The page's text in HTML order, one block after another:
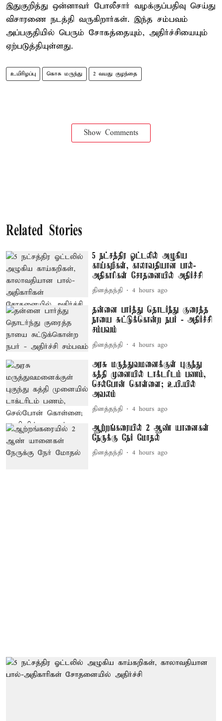
இதுகுறித்து ஒன்னாவர் போலீசார் வழக்குப்பதிவு செய்து
விசாரணை நடத்தி வருகிறார்கள். இந்த சம்பவம்
அப்பகுதியில் பெரும் சோகத்தையும், அதிர்ச்சியையும்
ஏற்படுத்தியுள்ளது.
உயிரிழப்பு கொசு மருந்து 2 வயது குழந்தை
Show Comments
Related Stories
5 நட்சத்திர ஓட்டலில் அழுகிய
காய்கறிகள், காலாவதியான பால்-
அதிகாரிகள் சோதனையில் அதிர்ச்சி
தினத்தந்தி 4 hours ago
தன்னை பார்த்து தொடர்ந்து குரைத்த
நாயை சுட்டுக்கொன்ற நபர் - அதிர்ச்சி
சம்பவம்
தினத்தந்தி 4 hours ago
அரசு மருத்துவமனைக்குள் புகுந்து
கத்தி முனையில் டாக்டரிடம் பணம்,
செல்போன் கொள்ளை; உ.பி.யில்
அவலம்
தினத்தந்தி 4 hours ago
ஆற்றங்கரையில் 2 ஆண் யானைகள்
நேருக்கு நேர் மோதல்
தினத்தந்தி 4 hours ago